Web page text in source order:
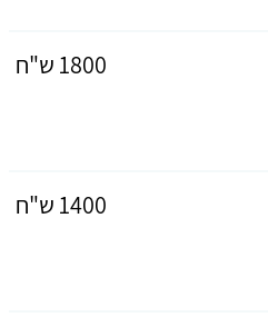
1800 ש"ח
1400 ש"ח